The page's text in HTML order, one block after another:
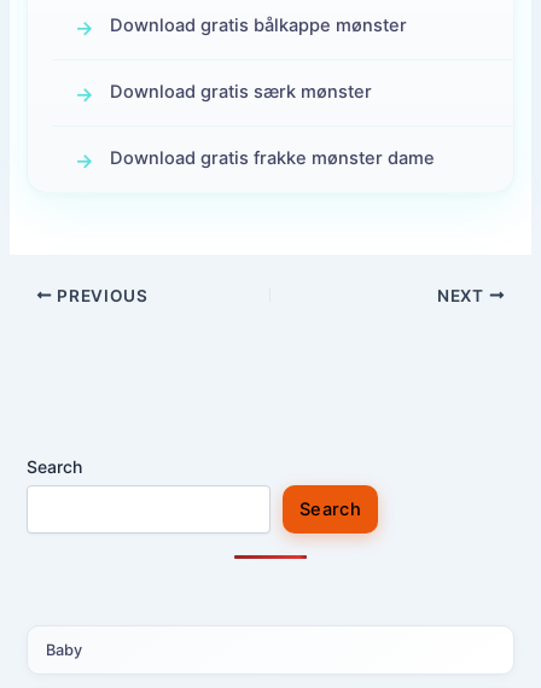
Download gratis bålkappe mønster
Download gratis særk mønster
Download gratis frakke mønster dame
PREVIOUS NEXT
Search
Search
Baby